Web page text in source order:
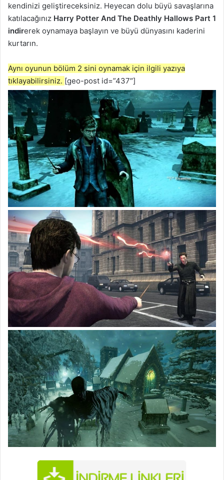
kendinizi geliştireceksiniz. Heyecan dolu büyü savaşlarına
katılacağınız Harry Potter And The Deathly Hallows Part 1
indirerek oynamaya başlayın ve büyü dünyasını kaderini
kurtarın.
Aynı oyunun bölüm 2 sini oynamak için ilgili yazıya
tıklayabilirsiniz. [geo-post id=”437″]